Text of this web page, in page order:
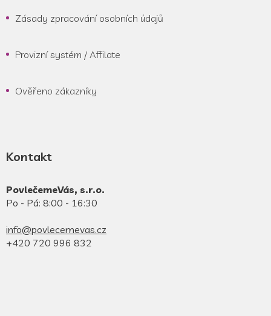
Zásady zpracování osobních údajů
Provizní systém / Affilate
Ověřeno zákazníky
Kontakt
PovlečemeVás, s.r.o.
Po - Pá: 8:00 - 16:30
info@povlecemevas.cz
+420 720 996 832